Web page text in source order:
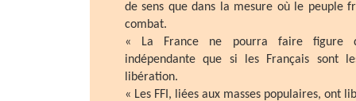
de sens que dans la mesure où le peuple
combat.
« La France ne pourra faire figure
indépendante que si les Français sont
libération.
« Les FFI, liées aux masses populaires, ont